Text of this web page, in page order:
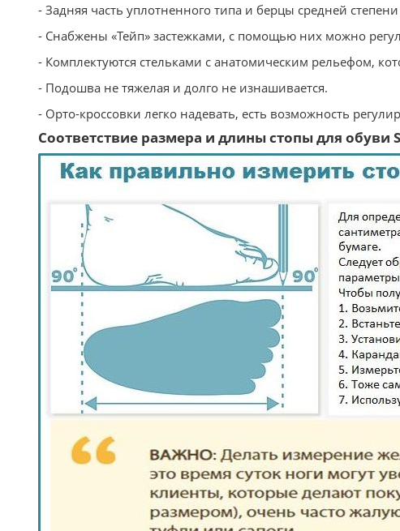
- Задняя часть уплотненного типа и берцы средней степени
- Снабжены «Тейп» застежками, с помощью них можно
- Комплектуются стельками с анатомическим рельефом,
- Подошва не тяжелая и долго не изнашивается.
- Орто-кроссовки легко надевать, есть возможность
Соответствие размера и длины стопы для обуви